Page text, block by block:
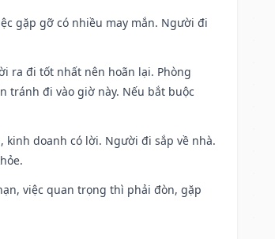
gặp gỡ có nhiều may mắn. Người đi
ra đi tốt nhất nên hoãn lại. Phòng
tránh đi vào giờ này. Nếu bắt buộc
doanh có lời. Người đi sắp về nhà.
việc quan trọng thì phải đòn, gặp